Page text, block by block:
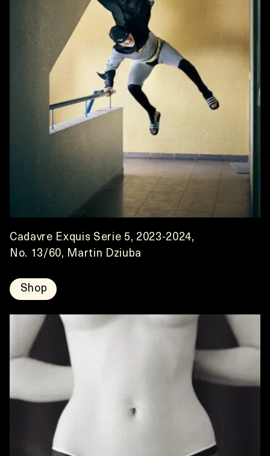
Cadavre Exquis Serie 5, 2023-2024,
No. 13/60, Martin Dziuba
Shop